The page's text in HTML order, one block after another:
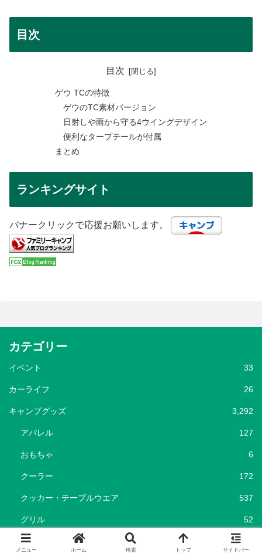
目次
目次
ゲウ TCの特徴
ゲウのTC素材バージョン
日射しや雨から守る4ウイングデザイン
便利なタープテールが付属
まとめ
ランキングサイト
バナークリックで応援お願いします。
カテゴリー
イベント 33
カーライフ 26
キャンプグッズ 3,292
アパレル 127
おもちゃ 6
クーラー 172
クッカー・テーブルウエア 537
グリル 52
シェルター
メニュー ホーム 検索 トップ サイドバー